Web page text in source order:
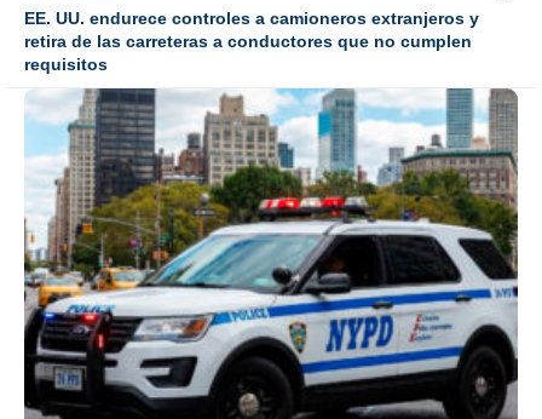
EE. UU. endurece controles a camioneros extranjeros y
retira de las carreteras a conductores que no cumplen
requisitos